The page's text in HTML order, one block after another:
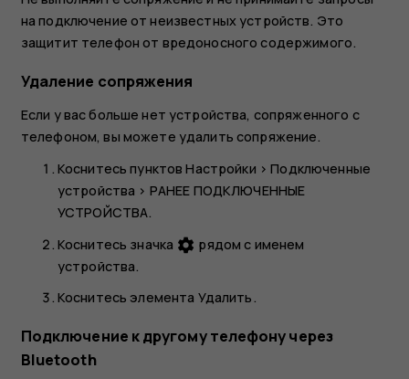
на подключение от неизвестных устройств. Это
защитит телефон от вредоносного содержимого.
Удаление сопряжения
Если у вас больше нет устройства, сопряженного с
телефоном, вы можете удалить сопряжение.
Коснитесь пунктовНастройки >Подключенные
устройства > РАНЕЕ ПОДКЛЮЧЕННЫЕ
УСТРОЙСТВА.
Коснитесь значка settings рядом с именем
устройства.
Коснитесь элемента Удалить.
Подключение к другому телефону через
Bluetooth